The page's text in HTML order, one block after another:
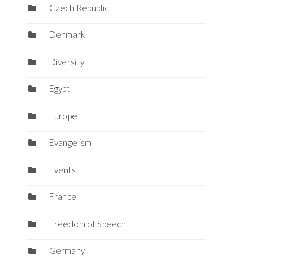
Czech Republic
Denmark
Diversity
Egypt
Europe
Evangelism
Events
France
Freedom of Speech
Germany